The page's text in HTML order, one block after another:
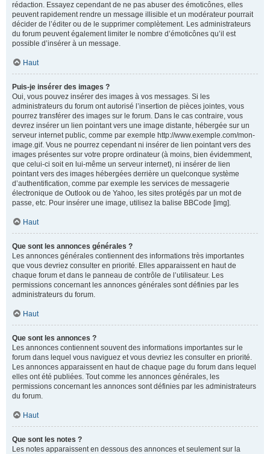
rédaction. Essayez cependant de ne pas abuser des émoticônes, elles
peuvent rapidement rendre un message illisible et un modérateur pourrait
décider de l’éditer ou de le supprimer complètement. Les administrateurs
du forum peuvent également limiter le nombre d’émoticônes qu’il est
possible d’insérer à un message.
Haut
Puis-je insérer des images ?
Oui, vous pouvez insérer des images à vos messages. Si les
administrateurs du forum ont autorisé l’insertion de pièces jointes, vous
pourrez transférer des images sur le forum. Dans le cas contraire, vous
devrez insérer un lien pointant vers une image distante, hébergée sur un
serveur internet public, comme par exemple http://www.exemple.com/mon-
image.gif. Vous ne pourrez cependant ni insérer de lien pointant vers des
images présentes sur votre propre ordinateur (à moins, bien évidemment,
que celui-ci soit en lui-même un serveur internet), ni insérer de lien
pointant vers des images hébergées derrière un quelconque système
d’authentification, comme par exemple les services de messagerie
électronique de Outlook ou de Yahoo, les sites protégés par un mot de
passe, etc. Pour insérer une image, utilisez la balise BBCode [img].
Haut
Que sont les annonces générales ?
Les annonces générales contiennent des informations très importantes
que vous devriez consulter en priorité. Elles apparaissent en haut de
chaque forum et dans le panneau de contrôle de l’utilisateur. Les
permissions concernant les annonces générales sont définies par les
administrateurs du forum.
Haut
Que sont les annonces ?
Les annonces contiennent souvent des informations importantes sur le
forum dans lequel vous naviguez et vous devriez les consulter en priorité.
Les annonces apparaissent en haut de chaque page du forum dans lequel
elles ont été publiées. Tout comme les annonces générales, les
permissions concernant les annonces sont définies par les administrateurs
du forum.
Haut
Que sont les notes ?
Les notes apparaissent en dessous des annonces et seulement sur la